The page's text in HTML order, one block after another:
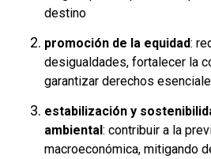
destino
promoción de la equidad:
desigualdades, fortalecer la
garantizar derechos
estabilización y
ambiental: contribuir a la
macroeconómica, mitigando